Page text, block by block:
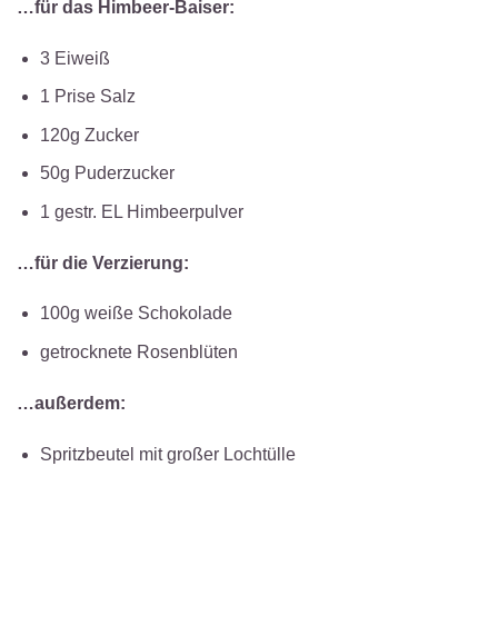
…für das Himbeer-Baiser:
3 Eiweiß
1 Prise Salz
120g Zucker
50g Puderzucker
1 gestr. EL Himbeerpulver
…für die Verzierung:
100g weiße Schokolade
getrocknete Rosenblüten
…außerdem:
Spritzbeutel mit großer Lochtülle